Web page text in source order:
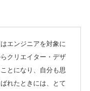
エンジニアを対象に
クリエイター・デザ
とになり、自分も思
れたときには、とて